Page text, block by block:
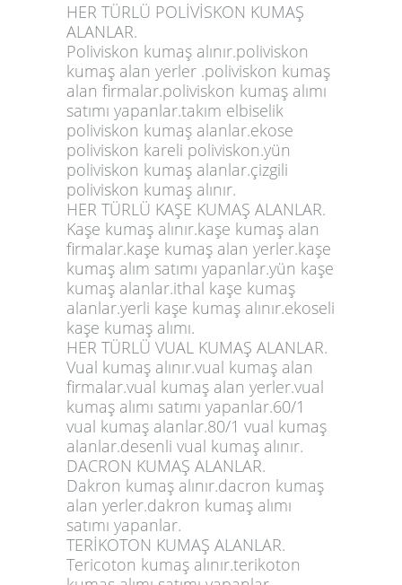
HER TÜRLÜ POLİVİSKON KUMAŞ
ALANLAR.
Poliviskon kumaş alınır.poliviskon
kumaş alan yerler .poliviskon kumaş
alan firmalar.poliviskon kumaş alımı
satımı yapanlar.takım elbiselik
poliviskon kumaş alanlar.ekose
poliviskon kareli poliviskon.yün
poliviskon kumaş alanlar.çizgili
poliviskon kumaş alınır.
HER TÜRLÜ KAŞE KUMAŞ ALANLAR.
Kaşe kumaş alınır.kaşe kumaş alan
firmalar.kaşe kumaş alan yerler.kaşe
kumaş alım satımı yapanlar.yün kaşe
kumaş alanlar.ithal kaşe kumaş
alanlar.yerli kaşe kumaş alınır.ekoseli
kaşe kumaş alımı.
HER TÜRLÜ VUAL KUMAŞ ALANLAR.
Vual kumaş alınır.vual kumaş alan
firmalar.vual kumaş alan yerler.vual
kumaş alımı satımı yapanlar.60/1
vual kumaş alanlar.80/1 vual kumaş
alanlar.desenli vual kumaş alınır.
DACRON KUMAŞ ALANLAR.
Dakron kumaş alınır.dacron kumaş
alan yerler.dakron kumaş alımı
satımı yapanlar.
TERİKOTON KUMAŞ ALANLAR.
Tericoton kumaş alınır.terikoton